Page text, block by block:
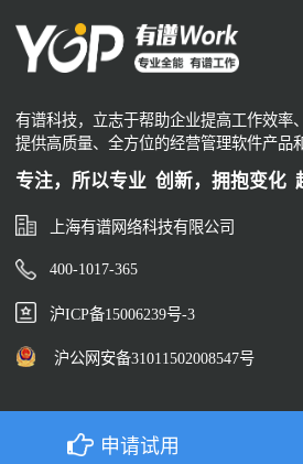
有谱科技，立志于帮助企业提高工作效率
提供高质量、全方位的经营管理软件产品
专注，所以专业 创新，拥抱变化
上海有谱网络科技有限公司
400-1017-365
沪ICP备15006239号-3
沪公网安备31011502008547号
申请试用